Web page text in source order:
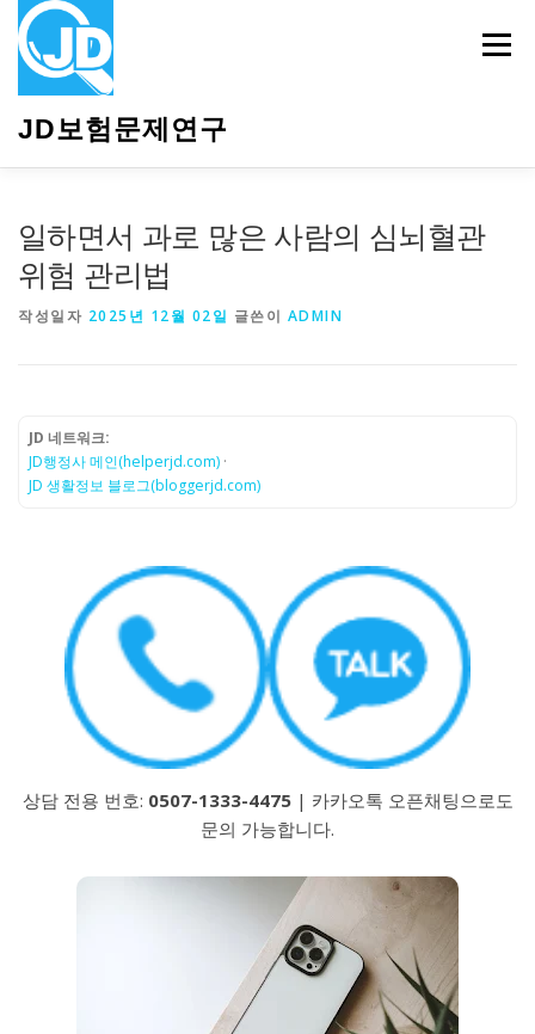
JD보험문제연구
메뉴
일하면서 과로 많은 사람의 심뇌혈관
위험 관리법
작성일자 2025년 12월 02일 글쓴이 ADMIN
JD 네트워크:
JD행정사 메인(helperjd.com) ·
JD 생활정보 블로그(bloggerjd.com)
상담 전용 번호: 0507-1333-4475| 카카오톡 오픈채팅으로도
문의 가능합니다.